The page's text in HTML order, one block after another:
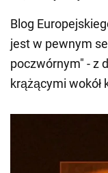
Blog
jest w pewnym
poczwórnym" - z
krążącymi wokół